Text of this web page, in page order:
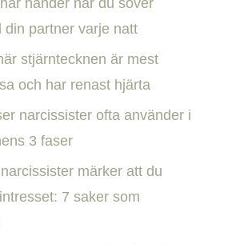
händer när du sover
din partner varje natt
stjärntecknen är mest
och har renast hjärta
narcissister ofta använder i
3 faser
märker att du
7 saker som